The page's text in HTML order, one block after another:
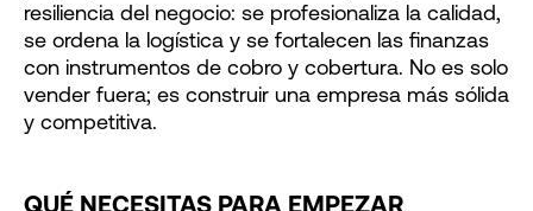
resiliencia del negocio: se profesionaliza la calidad,
se ordena la logística y se fortalecen las finanzas
con instrumentos de cobro y cobertura. No es solo
vender fuera; es construir una empresa más sólida
y competitiva.